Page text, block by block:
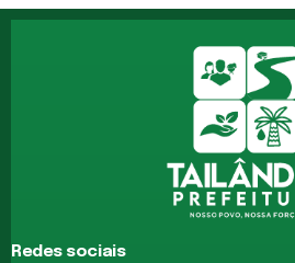
Redes sociais